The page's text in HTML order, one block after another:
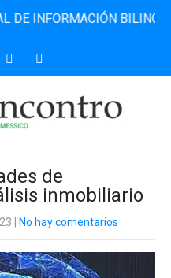
BILINGÜE
de
inmobiliario
No hay comentarios